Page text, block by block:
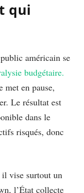
qui
américain se
budgétaire.
met en pause,
Le résultat est
dans le
risqués, donc
vise surtout un
l’État collecte